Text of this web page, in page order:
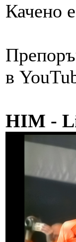
Качено
в
HIM -